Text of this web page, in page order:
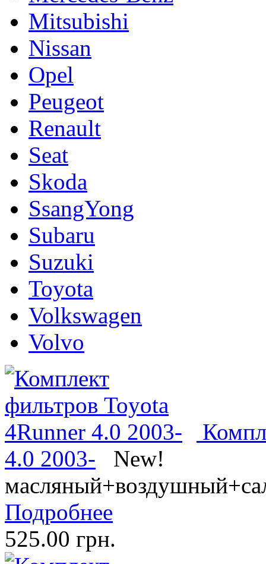
Mitsubishi
Nissan
Opel
Peugeot
Renault
Seat
Skoda
SsangYong
Subaru
Suzuki
Toyota
Volkswagen
Volvo
4.0 2003-
New!
Подробнее
525.00 грн.